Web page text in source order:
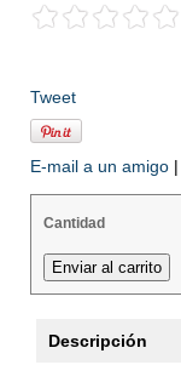
Tweet
E-mail a un amigo |
Cantidad
Descripción